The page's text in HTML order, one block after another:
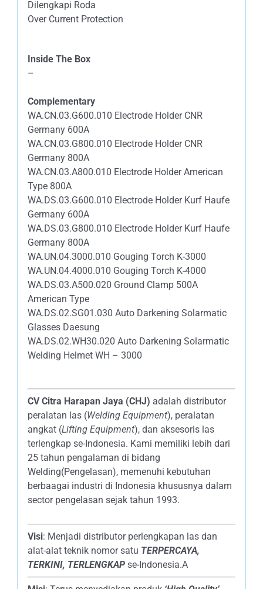
Dilengkapi Roda
Over Current Protection
Inside The Box
–
Complementary
WA.CN.03.G600.010 Electrode Holder CNR
Germany 600A
WA.CN.03.G800.010 Electrode Holder CNR
Germany 800A
WA.CN.03.A800.010 Electrode Holder American
Type 800A
WA.DS.03.G600.010 Electrode Holder Kurf Haufe
Germany 600A
WA.DS.03.G800.010 Electrode Holder Kurf Haufe
Germany 800A
WA.UN.04.3000.010 Gouging Torch K-3000
WA.UN.04.4000.010 Gouging Torch K-4000
WA.DS.03.A500.020 Ground Clamp 500A
American Type
WA.DS.02.SG01.030 Auto Darkening Solarmatic
Glasses Daesung
WA.DS.02.WH30.020 Auto Darkening Solarmatic
Welding Helmet WH – 3000
CV Citra Harapan Jaya (CHJ) adalah distributor
peralatan las (Welding Equipment), peralatan
angkat (Lifting Equipment), dan aksesoris las
terlengkap se-Indonesia. Kami memiliki lebih dari
25 tahun pengalaman di bidang
Welding(Pengelasan), memenuhi kebutuhan
berbaagai industri di Indonesia khususnya dalam
sector pengelasan sejak tahun 1993.
Visi: Menjadi distributor perlengkapan las dan
alat-alat teknik nomor satu TERPERCAYA,
TERKINI, TERLENGKAPse-Indonesia.A